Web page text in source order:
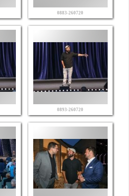
0883-260720
0893-260720